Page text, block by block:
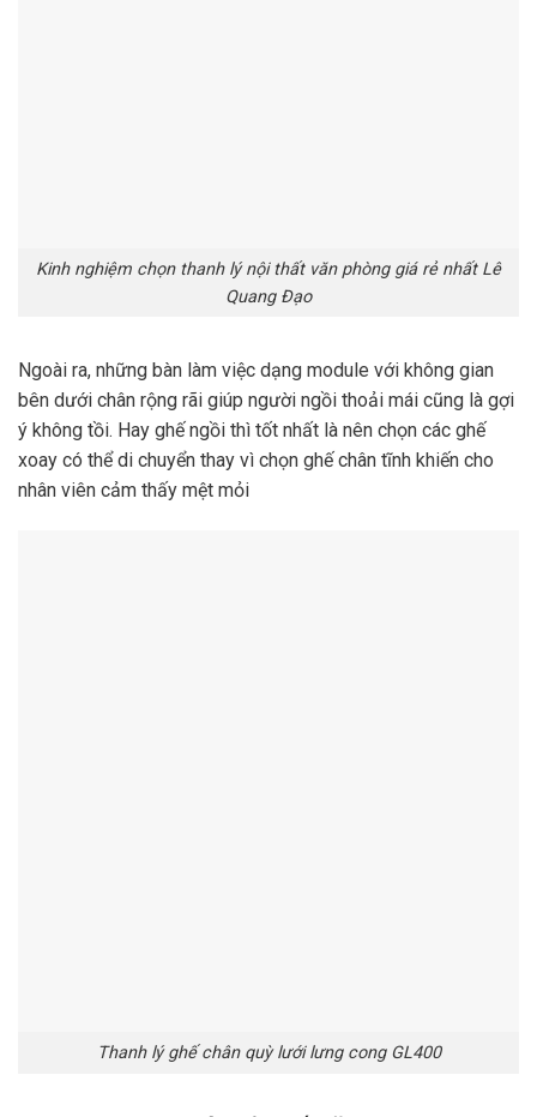
Kinh nghiệm chọn thanh lý nội thất văn phòng giá rẻ nhất Lê
Quang Đạo
Ngoài ra, những bàn làm việc dạng module với không gian
bên dưới chân rộng rãi giúp người ngồi thoải mái cũng là gợi
ý không tồi. Hay ghế ngồi thì tốt nhất là nên chọn các ghế
xoay có thể di chuyển thay vì chọn ghế chân tĩnh khiến cho
nhân viên cảm thấy mệt mỏi
Thanh lý ghế chân quỳ lưới lưng cong GL400